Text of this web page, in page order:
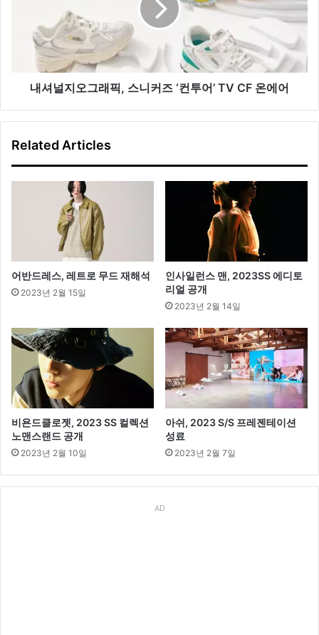
투
내셔널지오그래픽, 스니커즈 ‘컨투어’ TV CF 온에어
Related Articles
어반드레스, 레트로 무드 재해석
2023년 2월 15일
인사일런스 맨, 2023SS 에디토
리얼 공개
2023년 2월 14일
비욘드클로젯, 2023 SS 컬렉션
노맨스랜드 공개
2023년 2월 10일
아쉬, 2023 S/S 프레젠테이션
성료
2023년 2월 7일
AD